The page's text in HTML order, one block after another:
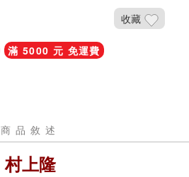
收藏
滿 5000 元 免運費
商品敘述